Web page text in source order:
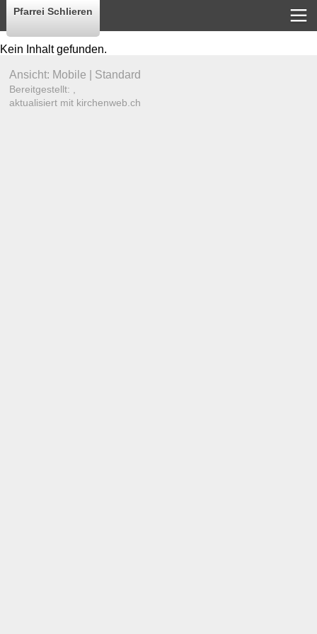
Pfarrei Schlieren
Kein Inhalt gefunden.
Ansicht: Mobile Standard
Bereitgestellt: ,
aktualisiert mit kirchenweb.ch